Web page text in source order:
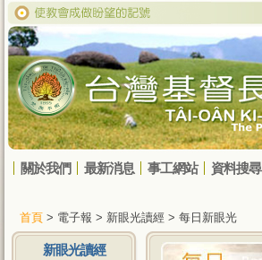
關於我們 最新消息 事工網站 資料搜尋
首頁 > 電子報 > 新眼光讀經 > 每日新眼光
新眼光讀經